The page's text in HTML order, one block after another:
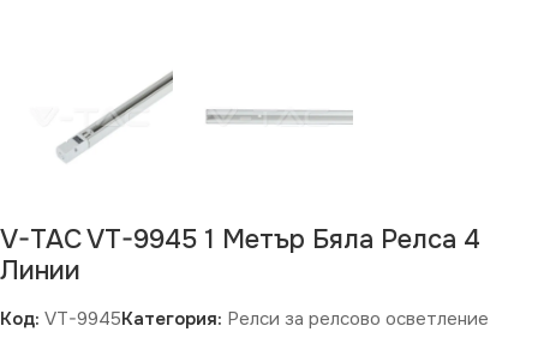
V-TAC VT-9945 1 Метър Бяла Релса 4
Линии
Код: VT-9945Категория: Релси за релсово осветление